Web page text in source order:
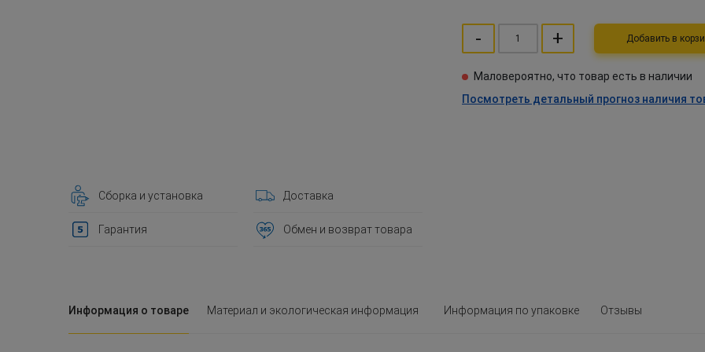
- + Добавить в
Маловероятно, что товар есть в наличии
Посмотреть детальный прогноз наличия
Сборка и установка Доставка
Гарантия Обмен и возврат товара
Информация о товаре Материал и экологическая информация Информация по упаковке Отзывы